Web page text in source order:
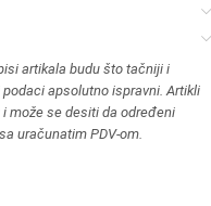
artikala budu što tačniji i
apsolutno ispravni. Artikli
može se desiti da određeni
uračunatim PDV-om.